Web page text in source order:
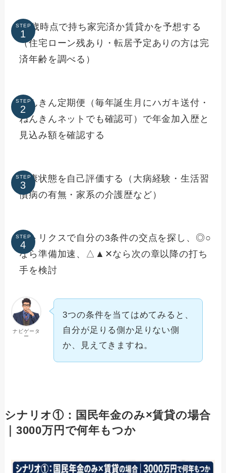
STEP
65歳時点で持ち家完済か賃貸かを予想する
（住宅ローン残あり・転居予定ありの方は完
済年齢を調べる）
STEP
ねんきん定期便（毎年誕生月にハガキ送付・
ねんきんネットでも確認可）で年金加入歴と
見込み額を確認する
STEP
健康状態を自己評価する（大病経験・生活習
慣病の有無・家系の介護歴など）
STEP
マトリクスで自分の3条件の交点を探し、◎○
なら準備加速、△▲✕なら次の章以降の打ち
手を検討
ナビゲータ
ー
3つの条件を当てはめてみると、
自分が足りる側か足りない側
か、見えてきますね。
シナリオ①：国民年金のみ×賃貸の場合
｜3000万円で何年もつか